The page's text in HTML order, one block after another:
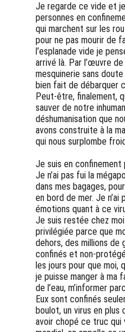
Je regarde ce vide et
personnes en
qui marchent sur les
pour ne pas mourir de
l’esplanade vide je
arrivé là. Par l’œuvre
mesquinerie sans
bien fait de débarquer
Peut-être, finalement,
sauver de notre
déshumanisation que
avons construite à la
qui nous surplombe
Je suis en confinement
Je n’ai pas fui la
dans mes bagages,
en bord de mer. Je n’ai
émotions quant à ce
Je suis restée chez
privilégiée parce que
dehors, des millions de
confinés et non-
les jours pour que moi,
je puisse manger à ma
de l’eau, m’informer
Eux sont confinés
boulot, un virus en plus
avoir chopé ce truc qui